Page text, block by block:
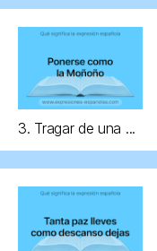
3. Tragar de una ...